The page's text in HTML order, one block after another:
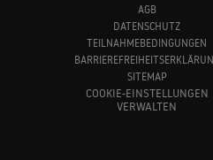
AGB
DATENSCHUTZ
TEILNAHMEBEDINGUNGEN
SITEMAP
COOKIE-EINSTELLUNGEN
VERWALTEN